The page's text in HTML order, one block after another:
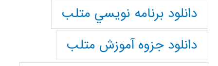
دانلود برنامه نويسي متلب
دانلود جزوه آموزش متلب